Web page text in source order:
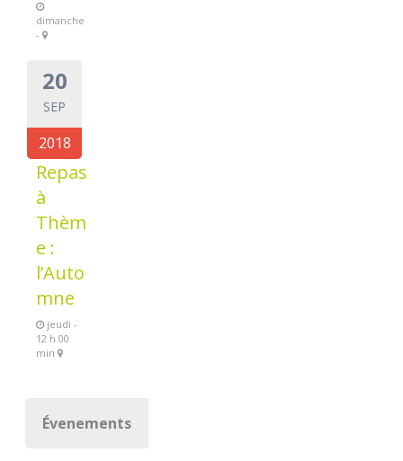
dimanche
-
20
SEP
2018
Repas
à
Thèm
e :
l’Auto
mne
jeudi -
12 h 00
min
Évenements